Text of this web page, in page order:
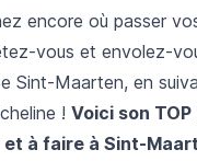
encore où passer
vous et envolez-
Sint-Maarten, en
! Voici son TOP
et à faire à Sint-